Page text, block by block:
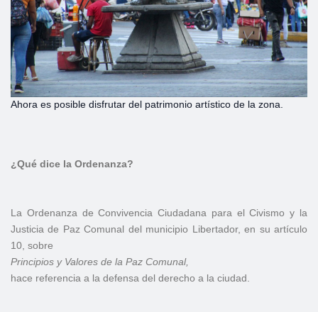
Ahora es posible disfrutar del patrimonio artístico de la zona.
¿Qué dice la Ordenanza?
La Ordenanza de Convivencia Ciudadana para el Civismo y la
Justicia de Paz Comunal del municipio Libertador, en su artículo
10, sobre
Principios y Valores de la Paz Comunal,
hace referencia a la defensa del derecho a la ciudad.